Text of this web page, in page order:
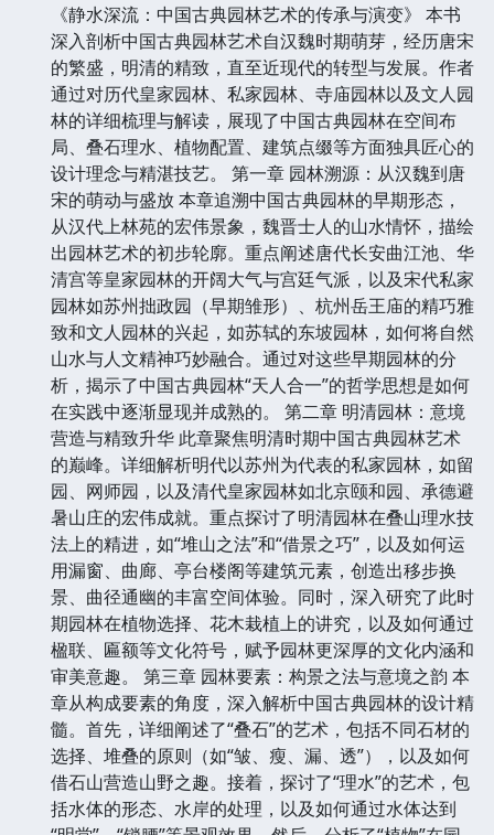
《静水深流：中国古典园林艺术的传承与演变》 本书
深入剖析中国古典园林艺术自汉魏时期萌芽，经历唐宋
的繁盛，明清的精致，直至近现代的转型与发展。作者
通过对历代皇家园林、私家园林、寺庙园林以及文人园
林的详细梳理与解读，展现了中国古典园林在空间布
局、叠石理水、植物配置、建筑点缀等方面独具匠心的
设计理念与精湛技艺。 第一章 园林溯源：从汉魏到唐
宋的萌动与盛放 本章追溯中国古典园林的早期形态，
从汉代上林苑的宏伟景象，魏晋士人的山水情怀，描绘
出园林艺术的初步轮廓。重点阐述唐代长安曲江池、华
清宫等皇家园林的开阔大气与宫廷气派，以及宋代私家
园林如苏州拙政园（早期雏形）、杭州岳王庙的精巧雅
致和文人园林的兴起，如苏轼的东坡园林，如何将自然
山水与人文精神巧妙融合。通过对这些早期园林的分
析，揭示了中国古典园林“天人合一”的哲学思想是如何
在实践中逐渐显现并成熟的。 第二章 明清园林：意境
营造与精致升华 此章聚焦明清时期中国古典园林艺术
的巅峰。详细解析明代以苏州为代表的私家园林，如留
园、网师园，以及清代皇家园林如北京颐和园、承德避
暑山庄的宏伟成就。重点探讨了明清园林在叠山理水技
法上的精进，如“堆山之法”和“借景之巧”，以及如何运
用漏窗、曲廊、亭台楼阁等建筑元素，创造出移步换
景、曲径通幽的丰富空间体验。同时，深入研究了此时
期园林在植物选择、花木栽植上的讲究，以及如何通过
楹联、匾额等文化符号，赋予园林更深厚的文化内涵和
审美意趣。 第三章 园林要素：构景之法与意境之韵 本
章从构成要素的角度，深入解析中国古典园林的设计精
髓。首先，详细阐述了“叠石”的艺术，包括不同石材的
选择、堆叠的原则（如“皱、瘦、漏、透”），以及如何
借石山营造山野之趣。接着，探讨了“理水”的艺术，包
括水体的形态、水岸的处理，以及如何通过水体达到